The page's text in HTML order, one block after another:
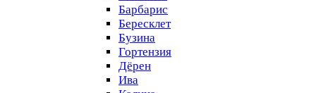
Барбарис
Бересклет
Бузина
Гортензия
Дёрен
Ива